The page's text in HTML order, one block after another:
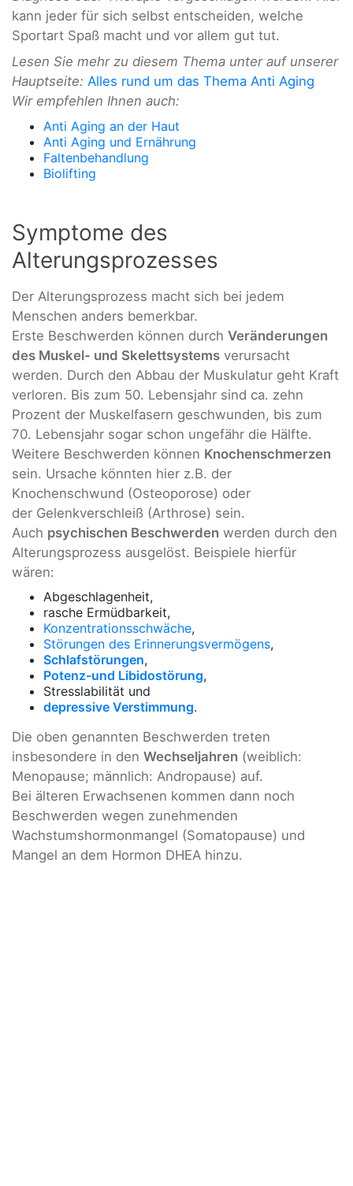
kann jeder für sich selbst entscheiden, welche
Sportart Spaß macht und vor allem gut tut.
Lesen Sie mehr zu diesem Thema unter auf unserer
Hauptseite: Alles rund um das Thema Anti Aging
Wir empfehlen Ihnen auch:
Anti Aging an der Haut
Anti Aging und Ernährung
Faltenbehandlung
Biolifting
Symptome des
Alterungsprozesses
Der Alterungsprozess macht sich bei jedem
Menschen anders bemerkbar.
Erste Beschwerden können durch Veränderungen
des Muskel- und Skelettsystems verursacht
werden. Durch den Abbau der Muskulatur geht Kraft
verloren. Bis zum 50. Lebensjahr sind ca. zehn
Prozent der Muskelfasern geschwunden, bis zum
70. Lebensjahr sogar schon ungefähr die Hälfte.
Weitere Beschwerden können Knochenschmerzen
sein. Ursache könnten hier z.B. der
Knochenschwund (Osteoporose) oder
der Gelenkverschleiß (Arthrose) sein.
Auch psychischen Beschwerden werden durch den
Alterungsprozess ausgelöst. Beispiele hierfür
wären:
Abgeschlagenheit,
rasche Ermüdbarkeit,
Konzentrationsschwäche,
Störungen des Erinnerungsvermögens,
Schlafstörungen,
Potenz-und Libidostörung,
Stresslabilität und
depressive Verstimmung.
Die oben genannten Beschwerden treten
insbesondere in den Wechseljahren (weiblich:
Menopause; männlich: Andropause) auf.
Bei älteren Erwachsenen kommen dann noch
Beschwerden wegen zunehmenden
Wachstumshormonmangel (Somatopause) und
Mangel an dem Hormon DHEA hinzu.